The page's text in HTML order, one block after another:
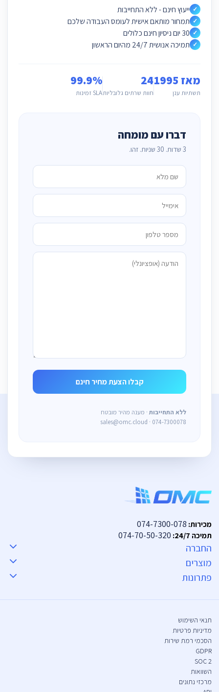
✓ ייעוץ חינם - ללא התחייבות
✓ תמחור מותאם אישית לעומס העבודה שלכם
✓ 30 יום ניסיון חינם כלולים
✓ תמיכה אנושית 24/7 מהיום הראשון
מאז 1995
תשתיות ענן
24
חוות שרתים גלובליות
99.9%
SLA זמינות
דברו עם מומחה
3 שדות. 30 שניות. זהו.
ללא התחייבות · מענה מהיר מובטח
sales@omc.cloud · 074-7300078
מכירות: 074-7300-078
תמיכה 24/7: 074-70-50-320
החברה
מוצרים
פתרונות
תנאי השימוש
מדיניות פרטיות
הסכמי רמת שירות
GDPR
SOC 2
השוואות
מרכזי נתונים